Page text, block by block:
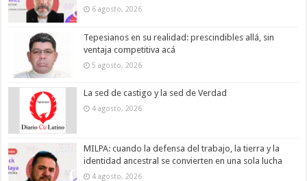
6 agosto, 2026
Tepesianos en su realidad: prescindibles allá, sin
ventaja competitiva acá
5 agosto, 2026
La sed de castigo y la sed de Verdad
4 agosto, 2026
MILPA: cuando la defensa del trabajo, la tierra y la
identidad ancestral se convierten en una sola lucha
4 agosto, 2026